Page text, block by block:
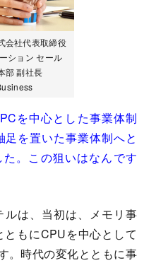
会社代表取締役
ション セール
部 副社長
を中心とした事業体制
を置いた事業体制へと
。この狙いはなんです
は、当初は、メモリ事
もにCPUを中心として
。時代の変化とともに事